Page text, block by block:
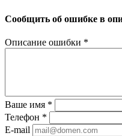
Сообщить об ошибке в
Описание ошибки *
Ваше имя *
Телефон *
E-mail